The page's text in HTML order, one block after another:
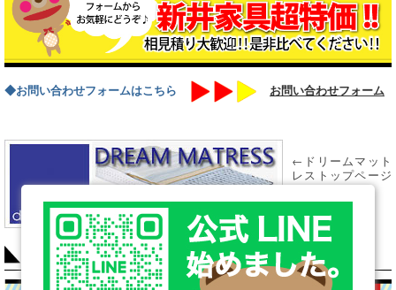
◆お問い合わせフォームはこちら お問い合わせフォーム
←ドリームマット
レストップページ
はこちら
COLUMN